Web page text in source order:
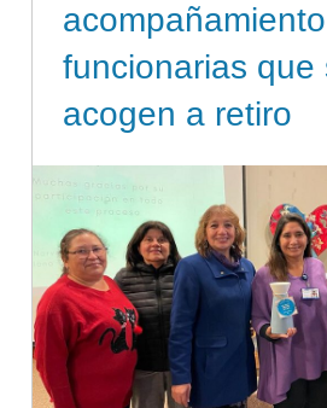
funcionarias que
acogen a retiro